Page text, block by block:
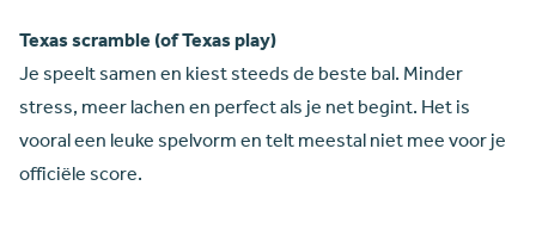
Texas scramble (of Texas play)
Je speelt samen en kiest steeds de beste bal. Minder
stress, meer lachen en perfect als je net begint. Het is
vooral een leuke spelvorm en telt meestal niet mee voor je
officiële score.